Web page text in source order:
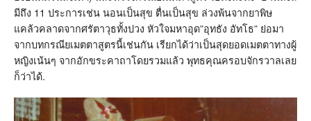
มีถึง 11 ประการเช่น นอนเป็นสุข ตื่นเป็นสุข ล่วงพ้นจากยาพิษ
แคล้วคลาดจากศรัตาวุธทั้งปวง หัวใจมหาอุด”อุทธัง อัทโธ” ย่อมา
จากบทกรณียเมตตาสูตรนี้เช่นกัน เรียกได้ว่าเป็นสุดยอดเมตตาทางผู้
หญิงเน้นๆ จากอักขระคาถาโดยรวมแล้ว พุทธคุณครอบจักรวาลเลย
ก็ว่าได้.